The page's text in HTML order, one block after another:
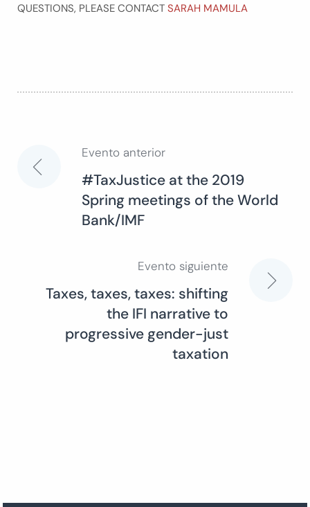
QUESTIONS, PLEASE CONTACT SARAH MAMULA
Navegación
Evento anterior
#TaxJustice at the 2019
Spring meetings of the World
Bank/IMF
Evento siguiente
Taxes, taxes, taxes: shifting
the IFI narrative to
progressive gender-just
taxation